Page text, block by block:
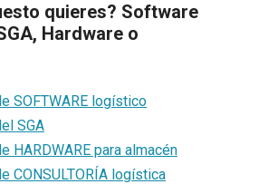
quieres? Software
Hardware o
SOFTWARE logístico
SGA
HARDWARE para almacén
CONSULTORÍA logística